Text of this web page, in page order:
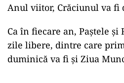
Anul viitor, Crăciunul va fi
Ca în fiecare an, Paștele și
zile libere, dintre care
duminică va fi și Ziua